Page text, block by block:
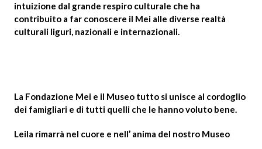
intuizione dal grande respiro culturale che ha
contribuito a far conoscere il Mei alle diverse realtà
culturali liguri, nazionali e internazionali.
La Fondazione Mei e il Museo tutto si unisce al cordoglio
dei famigliari e di tutti quelli che le hanno voluto bene.
Leila rimarrà nel cuore e nell’ anima del nostro Museo